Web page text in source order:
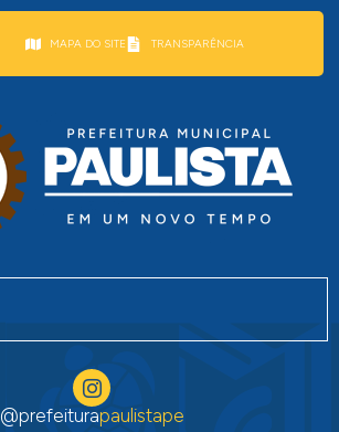
MAPA DO SITE TRANSPARÊNCIA
@prefeiturapaulistape